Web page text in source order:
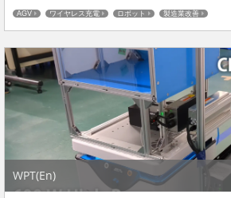
AGV ワイヤレス充電 ロボット 製造業改善
WPT(En)